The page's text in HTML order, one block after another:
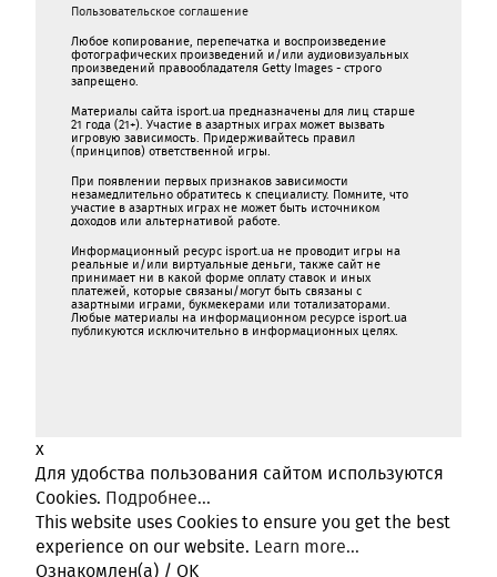
Пользовательское соглашение
Любое копирование, перепечатка и воспроизведение
фотографических произведений и/или аудиовизуальных
произведений правообладателя Getty Images - строго
запрещено.
Материалы сайта isport.ua предназначены для лиц старше
21 года (21+). Участие в азартных играх может вызвать
игровую зависимость. Придерживайтесь правил
(принципов) ответственной игры.
При появлении первых признаков зависимости
незамедлительно обратитесь к специалисту. Помните, что
участие в азартных играх не может быть источником
доходов или альтернативой работе.
Информационный ресурс isport.ua не проводит игры на
реальные и/или виртуальные деньги, также сайт не
принимает ни в какой форме oплaту ставок и иных
платежей, которые связаны/могут быть связаны c
азартными игрaми, букмекерами или тотализаторами.
Любые материалы на информационном ресурсе isport.ua
публикуютcя исключительно в информационных целях.
x
Для удобства пользования сайтом используются
Cookies. Подробнее...
This website uses Cookies to ensure you get the best
experience on our website. Learn more...
Ознакомлен(а) / OK